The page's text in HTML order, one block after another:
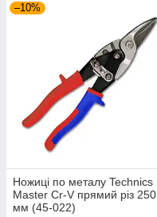
–10%
Ножиці по металу Technics
Master Cr-V прямий різ 250
мм (45-022)